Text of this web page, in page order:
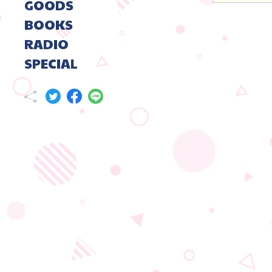
GOODS
BOOKS
RADIO
SPECIAL